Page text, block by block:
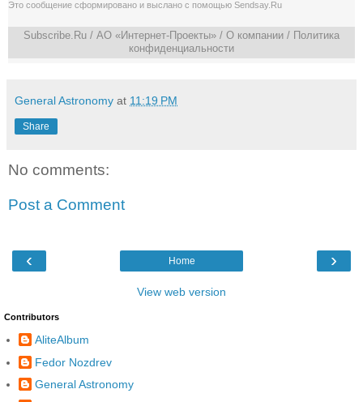
Это сообщение сформировано и выслано с помощью Sendsay.Ru
Subscribe.Ru / АО «Интернет-Проекты» / О компании / Политика
конфиденциальности
General Astronomy at 11:19 PM
Share
No comments:
Post a Comment
‹ ›
Home
View web version
Contributors
AliteAlbum
Fedor Nozdrev
General Astronomy